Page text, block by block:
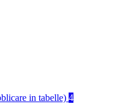
in tabelle) 4